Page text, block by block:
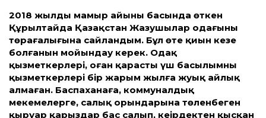
2018 жылдың мамыр айының басында өткен
Құрылтайда Қазақстан Жазушылар одағының
төрағалығына сайландым. Бұл өте қиын кезең
болғанын мойындау керек. Одақ
қызметкерлері, оған қарасты үш басылымның
қызметкерлері бір жарым жылға жуық айлық
алмаған. Баспаханаға, коммуналдық
мекемелерге, салық орындарына төленбеген
қыруар қарыздар бас салып, кеңірдектен қысқан